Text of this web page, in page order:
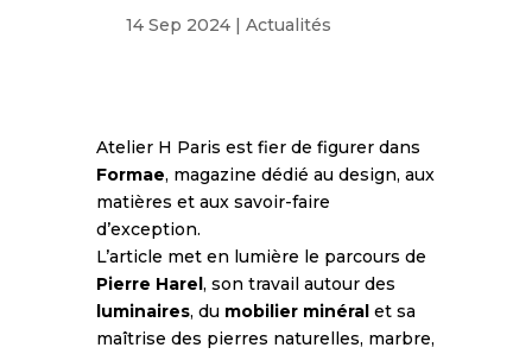
14 Sep 2024| Actualités
Atelier H Paris est fier de figurer dans
Formae, magazine dédié au design, aux
matières et aux savoir-faire
d’exception.
L’article met en lumière le parcours de
Pierre Harel, son travail autour des
luminaires, du mobilier minéralet sa
maîtrise des pierres naturelles, marbre,